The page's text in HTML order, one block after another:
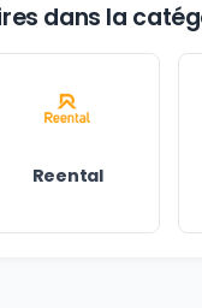
dans la
Reental